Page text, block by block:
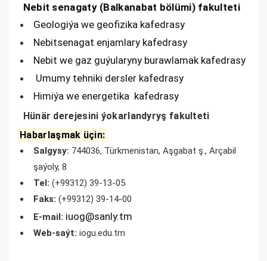
Nebit senagaty (Balkanabat bölümi) fakulteti
Geologiýa we geofizika kafedrasy
Nebitsenagat enjamlary kafedrasy
Nebit we gaz guýularyny burawlamak kafedrasy
Umumy tehniki dersler kafedrasy
Himiýa we energetika kafedrasy
Hünär derejesini ýokarlandyryş fakulteti
Habarlaşmak üçin:
Salgysy: 744036, Türkmenistan, Aşgabat ş., Arçabil
şaýoly, 8
Tel: (+99312) 39-13-05
Faks: (+99312) 39-14-00
E-mail: iuog@sanly.tm
Web-saýt: iogu.edu.tm